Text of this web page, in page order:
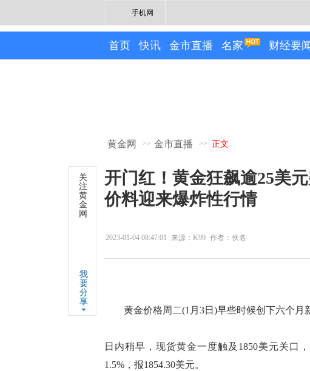
手机网
首页 快讯 金市直播 名家 财经要闻
黄金网 >> 金市直播 >> 正文
开门红！黄金狂飙逾25美
价料迎来爆炸性行情
2023-01-04 08:47:01 来源：K99 作者：佚名
关
注
黄
金
网
我
要
分
享
黄金价格周二(1月3日)早些时候创下六个月
日内稍早，现货黄金一度触及1850美元关口
1.5%，报1854.30美元。